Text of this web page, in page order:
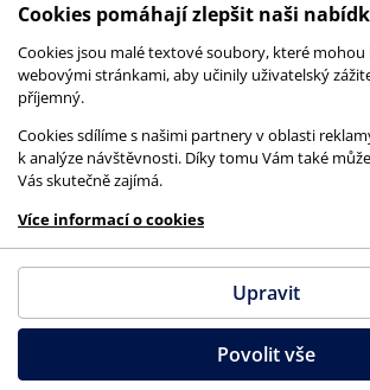
© 2026 SCANquilt - všechna práva
This site is protected by reCAPTCHA
GooglePrivacy PolicyandTerms of
Cookies pomáhají zlepšit naši
Cookies jsou malé textové soubory, které
webovými stránkami, aby učinily uživatelský
příjemný.
Cookies sdílíme s našimi partnery v oblasti
k analýze návštěvnosti. Díky tomu Vám také
Vás skutečně zajímá.
Více informací o cookies
Upravit
Povolit vše